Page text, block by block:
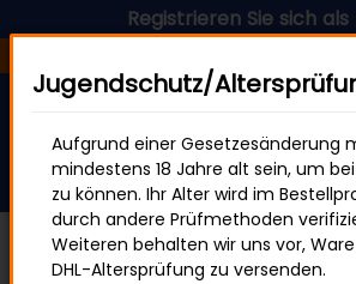
Registrieren Sie sich als
Sweets & Snacks
Jugendschutz/
Aufgrund einer Gesetzesänderung
mindestens 18 Jahre alt sein, um
zu können. Ihr Alter wird im
durch andere Prüfmethoden
Weiteren behalten wir uns vor,
DHL-Altersprüfung zu versenden.